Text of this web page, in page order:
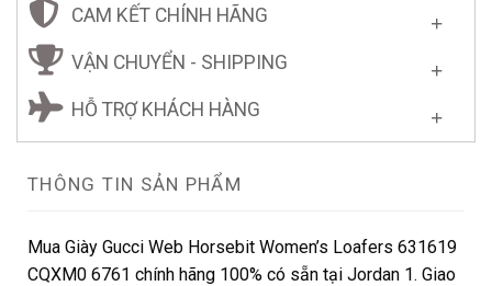
CAM KẾT CHÍNH HÃNG
VẬN CHUYỂN - SHIPPING
HỖ TRỢ KHÁCH HÀNG
THÔNG TIN SẢN PHẨM
Mua Giày Gucci Web Horsebit Women’s Loafers 631619
CQXM0 6761 chính hãng 100% có sẵn tại Jordan 1. Giao